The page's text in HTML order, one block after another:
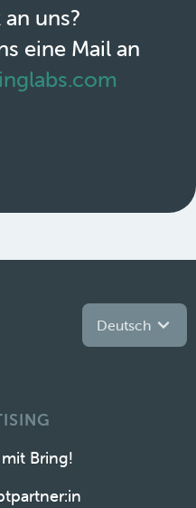
uns?
eine Mail an
Deutsch
Bring!